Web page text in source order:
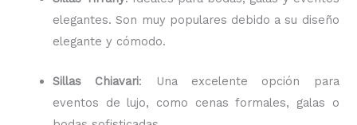
elegantes. Son muy populares debido a su diseño
elegante y cómodo.
Sillas Chiavari: Una excelente opción para
eventos de lujo, como cenas formales, galas o